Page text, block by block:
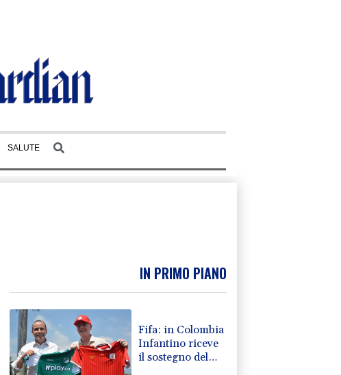
SALUTE
IN PRIMO PIANO
Fifa: in Colombia
Infantino riceve
il sostegno del